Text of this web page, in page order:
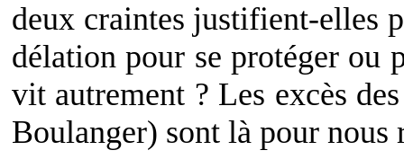
deux craintes justifient-elles
délation pour se protéger ou
vit autrement ? Les excès
Boulanger) sont là pour